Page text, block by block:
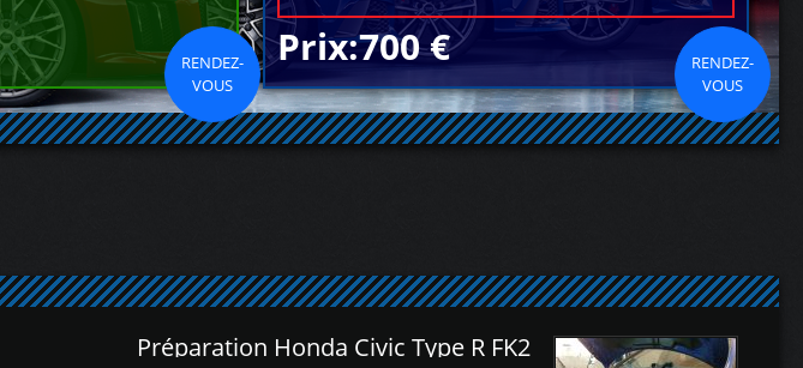
RENDEZ-
VOUS
Prix:700 €
RENDEZ-
VOUS
Préparation Honda Civic Type R FK2